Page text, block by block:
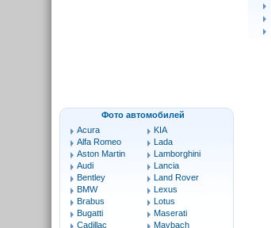
Фото автомобилей
Acura
Alfa Romeo
Aston Martin
Audi
Bentley
BMW
Brabus
Bugatti
Cadillac
KIA
Lada
Lamborghini
Lancia
Land Rover
Lexus
Lotus
Maserati
Maybach